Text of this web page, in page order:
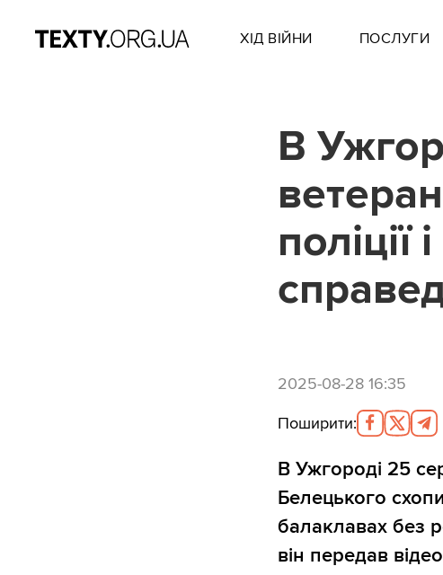
ХІД ВІЙНИ ПОСЛУГИ
В
поліції
2025-08-28 16:35
Поширити:
В Ужгороді 25
Белецького
балаклавах без
він передав